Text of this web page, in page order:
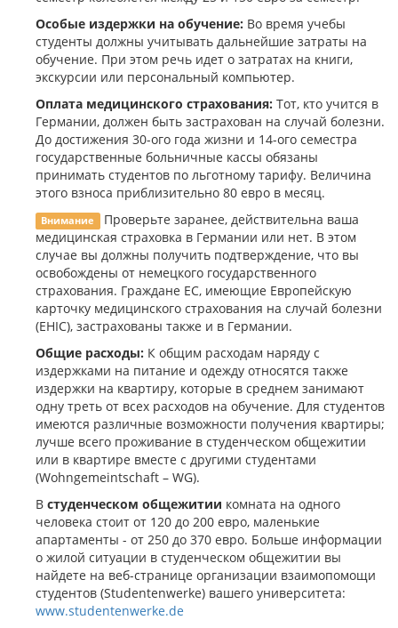
Особые издержки на обучение: Во время учебы
студенты должны учитывать дальнейшие затраты на
обучение. При этом речь идет о затратах на книги,
экскурсии или персональный компьютер.
Оплата медицинского страхования: Тот, кто учится в
Германии, должен быть застрахован на случай болезни.
До достижения 30-ого года жизни и 14-ого семестра
государственные больничные кассы обязаны
принимать студентов по льготному тарифу. Величина
этого взноса приблизительно 80 евро в месяц.
Внимание Проверьте заранее, действительна ваша
медицинская страховка в Германии или нет. В этом
случае вы должны получить подтверждение, что вы
освобождены от немецкого государственного
страхования. Граждане ЕС, имеющие Европейскую
карточку медицинского страхования на случай болезни
(EHIC), застрахованы также и в Германии.
Общие расходы: К общим расходам наряду с
издержками на питание и одежду относятся также
издержки на квартиру, которые в среднем занимают
одну треть от всех расходов на обучение. Для студентов
имеются различные возможности получения квартиры;
лучше всего проживание в студенческом общежитии
или в квартире вместе с другими студентами
(Wohngemeintschaft – WG).
В студенческом общежитии комната на одного
человека стоит от 120 до 200 евро, маленькие
апартаменты - от 250 до 370 евро. Больше информации
о жилой ситуации в студенческом общежитии вы
найдете на веб-странице организации взаимопомощи
студентов (Studentenwerke) вашего университета:
www.studentenwerke.de